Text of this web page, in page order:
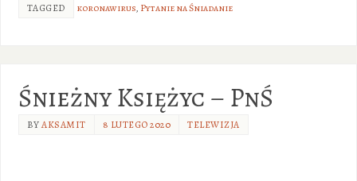
TAGGED koronawirus, Pytanie na Śniadanie
Śnieżny Księżyc – PnŚ
BYAKSAMIT 8 LUTEGO 2020 TELEWIZJA